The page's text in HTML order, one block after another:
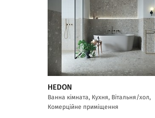
HEDON
Ванна кімната, Кухня, Вітальня/хол,
Комерційне приміщення